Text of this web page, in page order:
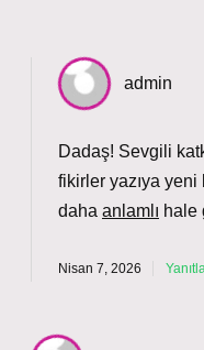
admin
Dadaş! Sevgili
fikirler yazıya yeni
daha anlamlı hale
Nisan 7, 2026